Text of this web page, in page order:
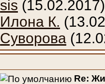
sis
Илона К.
Суворова
Re: